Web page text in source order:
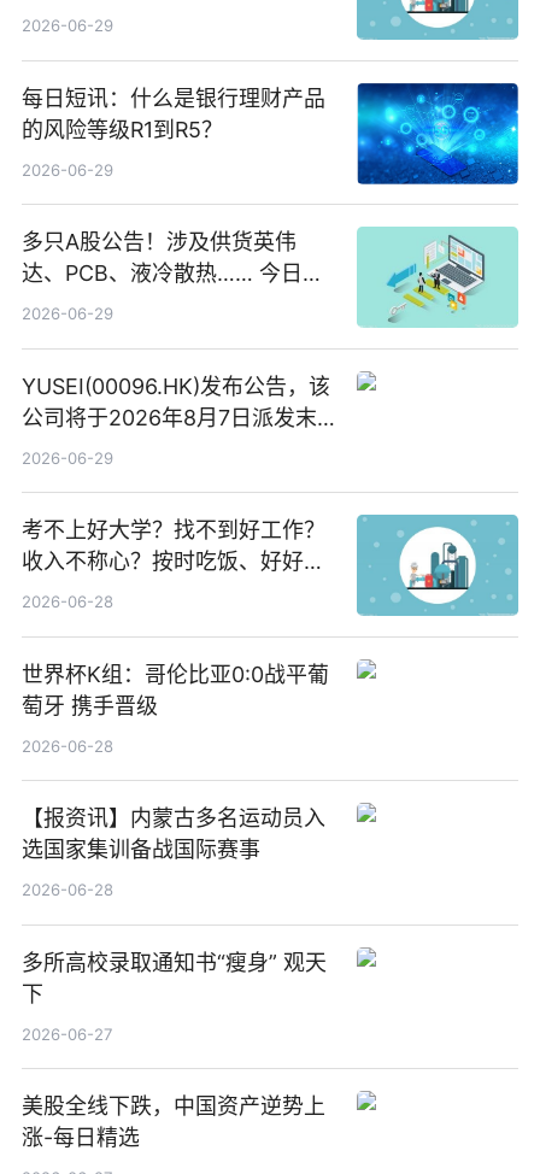
2026-06-29
每日短讯：什么是银行理财产品
的风险等级R1到R5？
2026-06-29
多只A股公告！涉及供货英伟
达、PCB、液冷散热…… 今日快
讯
2026-06-29
YUSEI(00096.HK)发布公告，该
公司将于2026年8月7日派发末
期股息每股人民币0.013元 每日
2026-06-29
考不上好大学？找不到好工作？
收入不称心？按时吃饭、好好睡
觉
2026-06-28
世界杯K组：哥伦比亚0:0战平葡
萄牙 携手晋级
2026-06-28
【报资讯】内蒙古多名运动员入
选国家集训备战国际赛事
2026-06-28
多所高校录取通知书“瘦身” 观天
下
2026-06-27
美股全线下跌，中国资产逆势上
涨-每日精选